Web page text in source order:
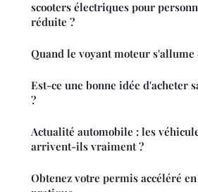
scooters électriques pour
réduite ?
Quand le voyant moteur s'allume
Est-ce une bonne idée d'acheter
?
Actualité automobile : les
arrivent-ils vraiment ?
Obtenez votre permis accéléré